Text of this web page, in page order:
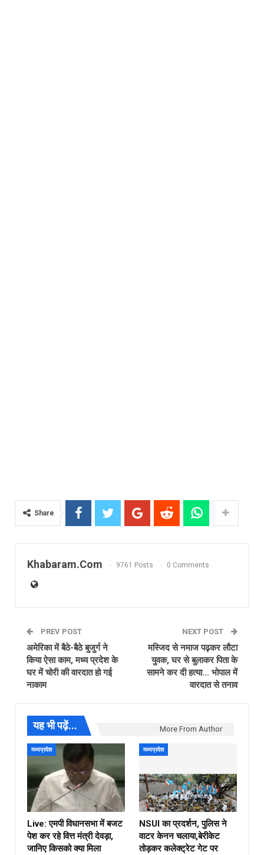
Share
Khabaram.Com 9761 Posts 0 Comments
PREV POST
अमेरिका में बैठे-बैठे बुजुर्ग ने
किया ऐसा काम, मध्य प्रदेश के
घर में चोरी की वारदात हो गई
नाकाम
NEXT POST
मस्जिद से नमाज पढ़कर लौटा
युवक, घर से बुलाकर पिता के
सामने कर दी हत्या… भोपाल में
वारदात से तनाव
यह भी पढ़ें... More From Author
मध्यप्रदेश
Live: एमपी विधानसभा में बजट
पेश कर रहे वित्त मंत्री देवड़ा,
जानिए किसको क्या मिला
मध्यप्रदेश
NSUI का प्रदर्शन, पुलिस ने
वाटर केनन चलाया,बेरीकेट
तोड़कर कलेक्ट्रेट गेट पर